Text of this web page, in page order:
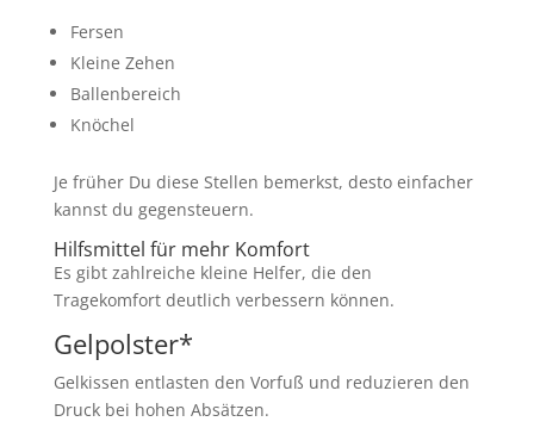
Fersen
Kleine Zehen
Ballenbereich
Knöchel
Je früher Du diese Stellen bemerkst, desto einfacher
kannst du gegensteuern.
Hilfsmittel für mehr Komfort
Es gibt zahlreiche kleine Helfer, die den
Tragekomfort deutlich verbessern können.
Gelpolster*
Gelkissen entlasten den Vorfuß und reduzieren den
Druck bei hohen Absätzen.